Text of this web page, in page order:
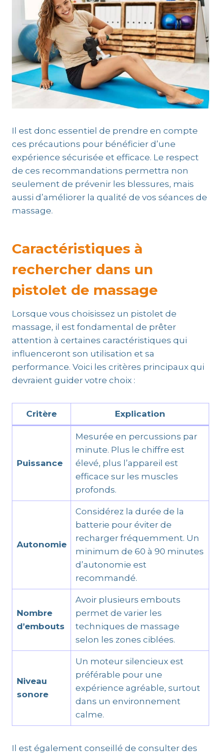
Il est donc essentiel de prendre en compte
ces précautions pour bénéficier d’une
expérience sécurisée et efficace. Le respect
de ces recommandations permettra non
seulement de prévenir les blessures, mais
aussi d’améliorer la qualité de vos séances de
massage.
Caractéristiques à
rechercher dans un
pistolet de massage
Lorsque vous choisissez un pistolet de
massage, il est fondamental de prêter
attention à certaines caractéristiques qui
influenceront son utilisation et sa
performance. Voici les critères principaux qui
devraient guider votre choix :
Critère Explication
Puissance
Mesurée en percussions par
minute. Plus le chiffre est
élevé, plus l’appareil est
efficace sur les muscles
profonds.
Autonomie
Considérez la durée de la
batterie pour éviter de
recharger fréquemment. Un
minimum de 60 à 90 minutes
d’autonomie est
recommandé.
Nombre
d’embouts
Avoir plusieurs embouts
permet de varier les
techniques de massage
selon les zones ciblées.
Niveau
sonore
Un moteur silencieux est
préférable pour une
expérience agréable, surtout
dans un environnement
calme.
Il est également conseillé de consulter des